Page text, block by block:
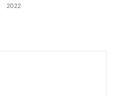
2022